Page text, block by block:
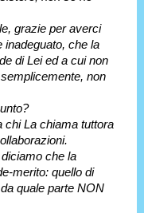
grazie per averci
inadeguato, che la
di Lei ed a cui non
non
chi La chiama tuttora
che la
merito: quello di
quale parte NON